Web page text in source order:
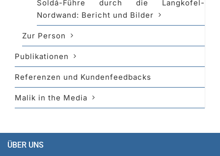
Soldá-Führe durch die Langkofel-
Nordwand: Bericht und Bilder
Zur Person
Publikationen
Referenzen und Kundenfeedbacks
Malik in the Media
ÜBER UNS